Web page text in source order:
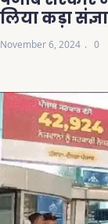
लिया कड़ा
November 6, 2024 0